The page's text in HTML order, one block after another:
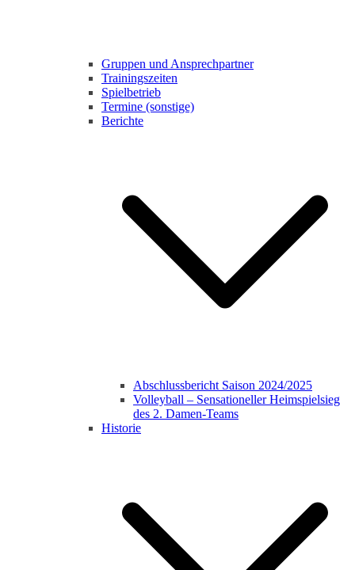
Gruppen und Ansprechpartner
Trainingszeiten
Spielbetrieb
Termine (sonstige)
Berichte
Abschlussbericht Saison 2024/2025
Volleyball – Sensationeller Heimspielsieg
des 2. Damen-Teams
Historie